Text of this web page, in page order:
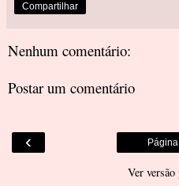
Compartilhar
Nenhum comentário:
Postar um comentário
‹
Ver versão